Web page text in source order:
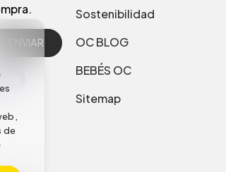
de
ENVIAR
Sostenibilidad
OC BLOG
BEBÉS OC
Sitemap